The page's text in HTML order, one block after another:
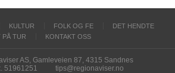
KULTUR FOLK OG FE
DET HENDTE
PÅ TUR KONTAKT OSS
AS, Gamleveien 87, 4315 Sandnes
51961251 tips@regionaviser.no